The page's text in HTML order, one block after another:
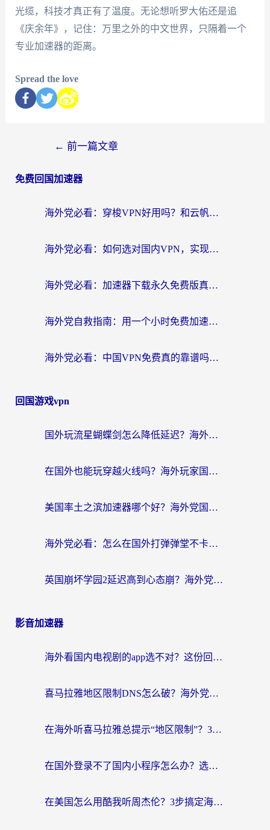
光缆，科技才真正有了温度。无论想听罗大佑还是追
《庆余年》，记住：万里之外的中文世界，只隔着一个
专业加速器的距离。
Spread the love
← 前一篇文章
免费回国加速器
海外党必看：穿梭VPN好用吗？和云帆VPN对比哪个回国效果更好？附真实测评+避坑指南
海外党必看：如何选对国内VPN，实现无缝访问国内资源？
海外党必看：加速器下载永久免费版真的存在吗？教你无缝访问国内资源的正确姿势
海外党自救指南：用一个小时免费加速器，轻松打破国内资源访问壁垒？
海外党必看：中国VPN免费真的靠谱吗？手把手教你选对回国加速器
回国游戏vpn
国外玩流星蝴蝶剑怎么降低延迟？海外党必看的加速秘籍（含欧洲鸣潮&彩虹岛优化攻略）
在国外也能玩穿越火线吗？海外玩家国服游戏畅玩终极指南
美国率土之滨加速器哪个好？海外党国服游戏畅玩终极指南（附多游戏解决方案）
海外党必看：怎么在国外打弹弹堂不卡？番茄加速器亲测指南
英国崩坏学园2延迟高到心态崩？海外党国服游戏加速终极指南
影音加速器
海外看国内电视剧的app选不对？这份回国加速器避坑指南帮你流畅追剧
喜马拉雅地区限制DNS怎么破？海外党听国内音乐听书的终极解决方案
在海外听喜马拉雅总提示“地区限制”？3步轻松解除+听国内音乐全攻略
在国外登录不了国内小程序怎么办？选对回国加速器，轻松解锁国内资源
在美国怎么用酷我听周杰伦？3步搞定海外听歌难题